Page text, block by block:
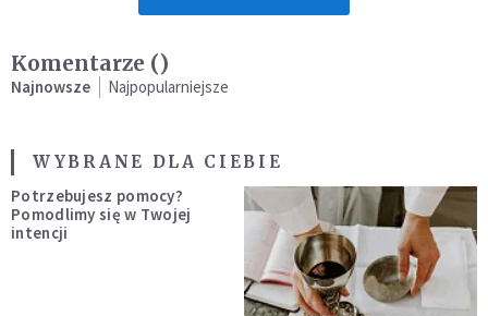
Komentarze ()
Najnowsze Najpopularniejsze
WYBRANE DLA CIEBIE
Potrzebujesz pomocy?
Pomodlimy się w Twojej
intencji